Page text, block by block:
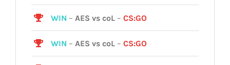
WIN – AES vs coL –CS:GO
WIN –AES vs coL –CS:GO